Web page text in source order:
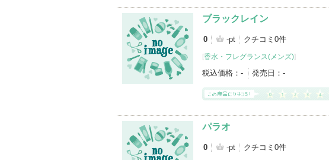
ブラックレイン
0 -pt クチコミ0件
[香水・フレグランス(メンズ)]
税込価格： - 発売日： -
パラオ
0 -pt クチコミ0件